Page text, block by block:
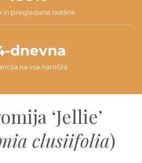
in pregledane rastline
dnevna
na vsa naročila
‘Jellie’
clusiifolia)